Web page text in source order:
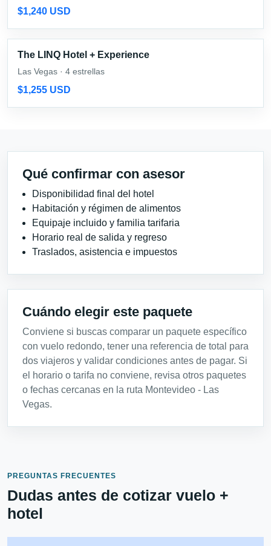
$1,240 USD
The LINQ Hotel + Experience
Las Vegas · 4 estrellas
$1,255 USD
Qué confirmar con asesor
Disponibilidad final del hotel
Habitación y régimen de alimentos
Equipaje incluido y familia tarifaria
Horario real de salida y regreso
Traslados, asistencia e impuestos
Cuándo elegir este paquete
Conviene si buscas comparar un paquete específico
con vuelo redondo, tener una referencia de total para
dos viajeros y validar condiciones antes de pagar. Si
el horario o tarifa no conviene, revisa otros paquetes
o fechas cercanas en la ruta Montevideo - Las
Vegas.
PREGUNTAS FRECUENTES
Dudas antes de cotizar vuelo +
hotel